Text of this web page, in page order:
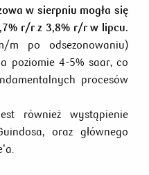
w sierpniu mogła się
r/r z 3,8% r/r w lipcu.
po odsezonowaniu)
poziomie 4-5% saar, co
procesów
również wystąpienie
oraz głównego